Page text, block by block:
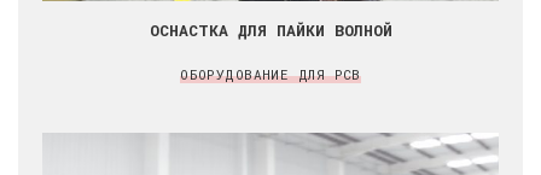
ОСНАСТКА ДЛЯ ПАЙКИ ВОЛНОЙ
ОБОРУДОВАНИЕ ДЛЯ PCB